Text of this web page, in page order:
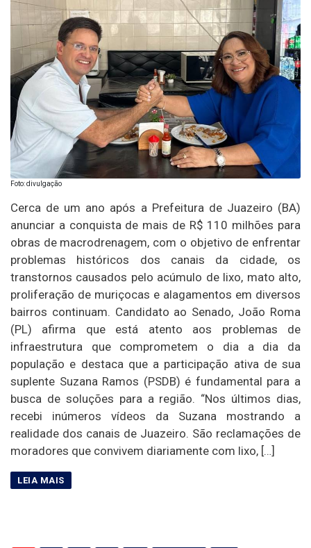
Foto: divulgação
Cerca de um ano após a Prefeitura de Juazeiro (BA)
anunciar a conquista de mais de R$ 110 milhões para
obras de macrodrenagem, com o objetivo de enfrentar
problemas históricos dos canais da cidade, os
transtornos causados pelo acúmulo de lixo, mato alto,
proliferação de muriçocas e alagamentos em diversos
bairros continuam. Candidato ao Senado, João Roma
(PL) afirma que está atento aos problemas de
infraestrutura que comprometem o dia a dia da
população e destaca que a participação ativa de sua
suplente Suzana Ramos (PSDB) é fundamental para a
busca de soluções para a região. “Nos últimos dias,
recebi inúmeros vídeos da Suzana mostrando a
realidade dos canais de Juazeiro. São reclamações de
moradores que convivem diariamente com lixo, […]